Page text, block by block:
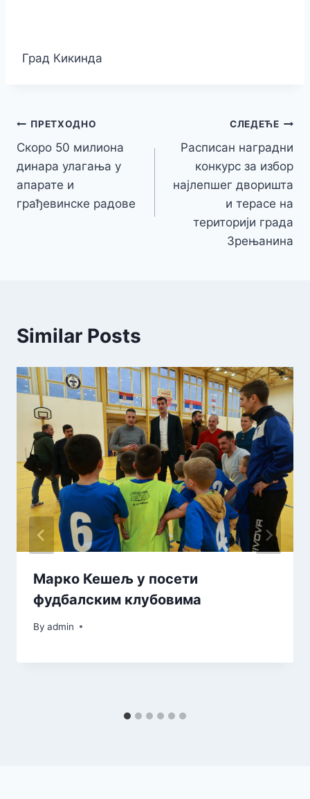
Град Кикинда
Кретање
чланка
ПРЕТХОДНО
Скоро 50 милиона
динара улагања у
апарате и
грађевинске радове
СЛЕДЕЋЕ
Расписан наградни
конкурс за избор
најлепшег дворишта
и терасе на
територији града
Зрењанина
Similar Posts
Марко Кешељ у посети
фудбалским клубовима
By admin